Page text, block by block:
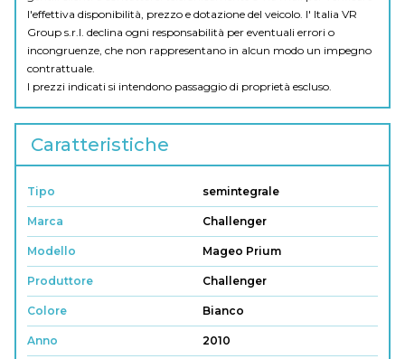
l'effettiva disponibilità, prezzo e dotazione del veicolo. I' Italia VR
Group s.r.l. declina ogni responsabilità per eventuali errori o
incongruenze, che non rappresentano in alcun modo un impegno
contrattuale.
I prezzi indicati si intendono passaggio di proprietà escluso.
Caratteristiche
Tipo semintegrale
Marca Challenger
Modello Mageo Prium
Produttore Challenger
Colore Bianco
Anno 2010